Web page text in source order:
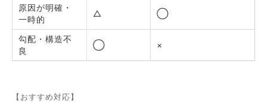
原因が明確・
一時的
△ ◯
勾配・構造不
良
◯ ×
【おすすめ対応】